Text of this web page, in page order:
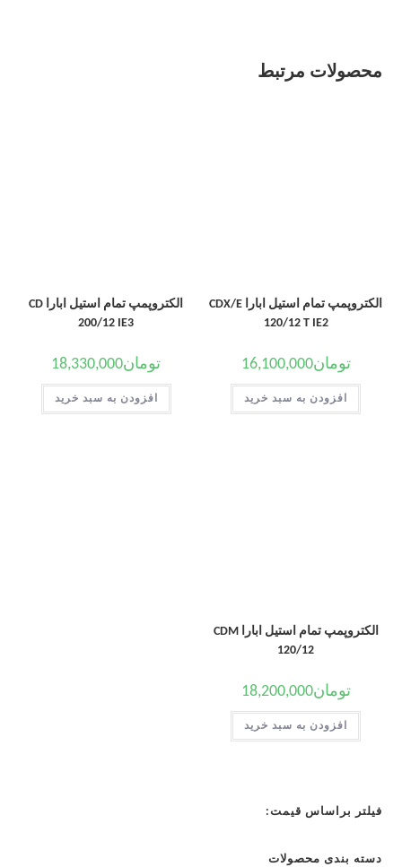
محصولات مرتبط
الکتروپمپ تمام استیل ابارا CDX/E
120/12 T IE2
تومان16,100,000
افزودن به سبد خرید
الکتروپمپ تمام استیل ابارا CD
200/12 IE3
تومان18,330,000
افزودن به سبد خرید
الکتروپمپ تمام استیل ابارا CDM
120/12
تومان18,200,000
افزودن به سبد خرید
فیلتر براساس قیمت:
دسته بندی محصولات